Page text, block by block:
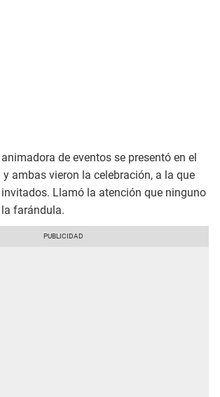
de eventos se presentó en el
y ambas vieron la celebración, a la que
Llamó la atención que ninguno
farándula.